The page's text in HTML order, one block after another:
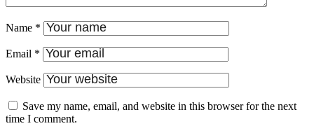
Name *
Email *
Website
Save my name, email, and website in this browser for the next
time I comment.